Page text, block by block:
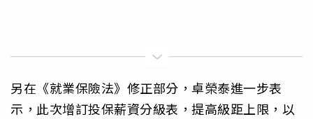
另在《就業保險法》修正部分，卓榮泰進一步表
示，此次增訂投保薪資分級表，提高級距上限，以